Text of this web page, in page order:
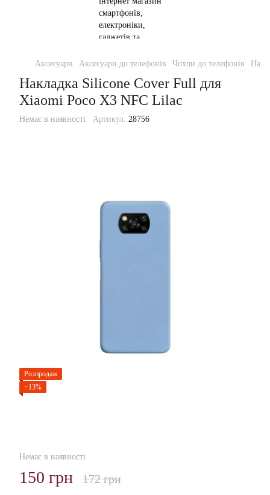
Аксесуари Аксесуари до телефонів Чохли до телефонів
Накладка Silicone Cover Full для
Xiaomi Poco X3 NFC Lilac
Немає в наявності Артикул: 28756
Розпродаж
−13%
Немає в наявності
150 грн 172 грн